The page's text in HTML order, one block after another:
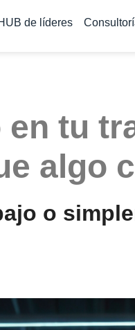
de líderes
tu
algo
o